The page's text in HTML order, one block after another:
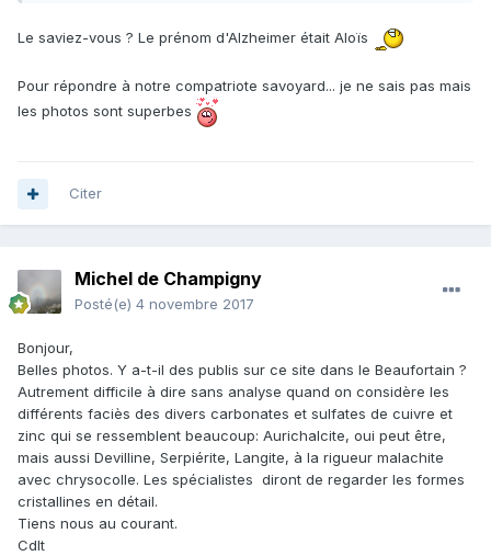
Le saviez-vous ? Le prénom d'Alzheimer était Aloïs
Pour répondre à notre compatriote savoyard... je ne sais pas mais
les photos sont superbes
Citer
Michel de Champigny
Posté(e) 4 novembre 2017
Bonjour,
Belles photos. Y a-t-il des publis sur ce site dans le Beaufortain ?
Autrement difficile à dire sans analyse quand on considère les
différents faciès des divers carbonates et sulfates de cuivre et
zinc qui se ressemblent beaucoup: Aurichalcite, oui peut être,
mais aussi Devilline, Serpiérite, Langite, à la rigueur malachite
avec chrysocolle. Les spécialistes diront de regarder les formes
cristallines en détail.
Tiens nous au courant.
Cdlt